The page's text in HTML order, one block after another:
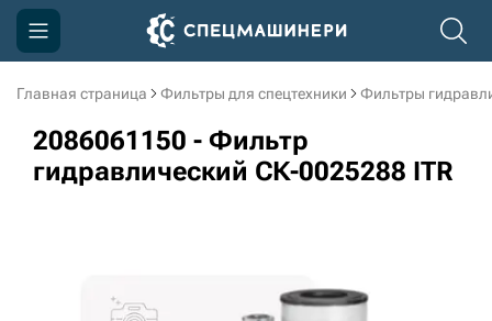
Главная страница Фильтры для спецтехники Фильтры
2086061150 - Фильтр
гидравлический СК-0025288 ITR
Компания
Акции